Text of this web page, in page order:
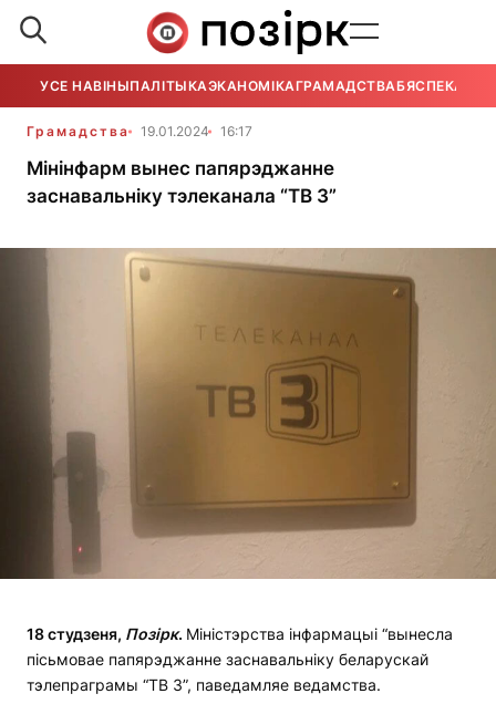
УСЕ НАВІНЫПАЛІТЫКАЭКАНОМІКАГРАМАДСТВАБЯСПЕКА
Грамадства 19.01.2024 16:17
Мінінфарм вынес папярэджанне
заснавальніку тэлеканала “ТВ 3”
18 студзеня, Позірк. Міністэрства інфармацыі “вынесла
пісьмовае папярэджанне заснавальніку беларускай
тэлепраграмы “ТВ 3”, паведамляе ведамства.